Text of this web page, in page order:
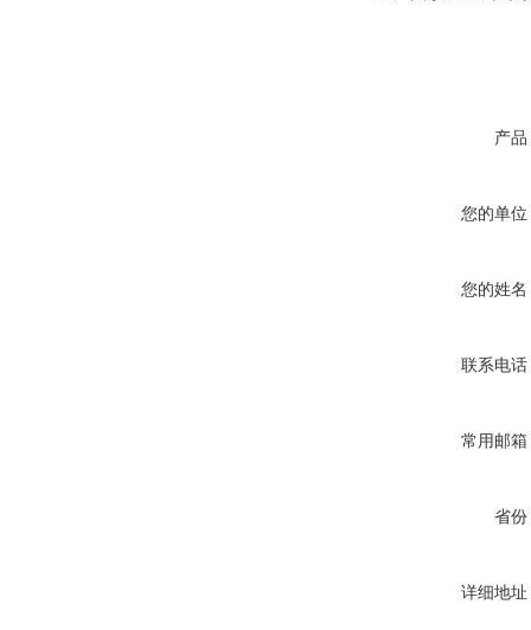
产品
您的单位
您的姓名
联系电话
常用邮箱
省份
详细地址